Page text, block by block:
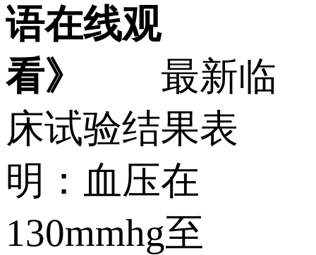
语在线观
看》
最新临
床试验结果表
明：血压在
130mmhg至